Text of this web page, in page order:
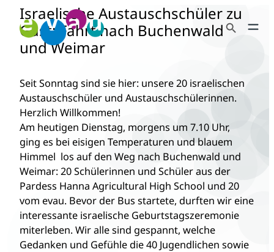
Zum
Inhalt
springen
Search Button
Israelische Austauschschüler zu
Gast: Fahrt nach Buchenwald
und Weimar
Seit Sonntag sind sie hier: unsere 20 israelischen
Austauschschüler und Austauschschülerinnen.
Herzlich Willkommen!
Am heutigen Dienstag, morgens um 7.10 Uhr,
ging es bei eisigen Temperaturen und blauem
Himmel los auf den Weg nach Buchenwald und
Weimar: 20 Schülerinnen und Schüler aus der
Pardess Hanna Agricultural High School und 20
vom evau. Bevor der Bus startete, durften wir eine
interessante israelische Geburtstagszeremonie
miterleben. Wir alle sind gespannt, welche
Gedanken und Gefühle die 40 Jugendlichen sowie